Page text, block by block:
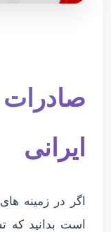
ایرانی
اگر در زمینه های
است بدانید که